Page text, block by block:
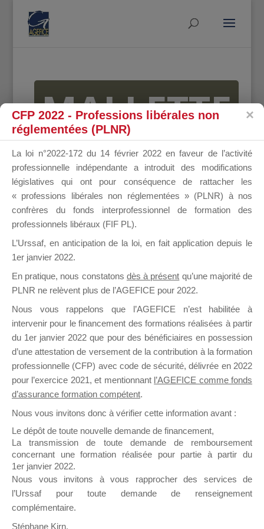
MALLETTE
DU
DIRIGEANT
il y a un mois
Ce groupe est destiné aux Organismes de
Formation qui souhaitent répondre à l’Appel à
Propositions Mallette du Dirigeant.
Ce groupe propose un forum dédié au support
sur lequel il est possible de laisser un message
ou poser une question.
NB : Il est nécessaire d’être
pouvoir rejoindre ce groupe
CFP 2022 - Professions libérales non
réglementées (PLNR)
La loi n°2022-172 du 14 février 2022 en faveur de l’activité
professionnelle indépendante a introduit des modifications
législatives qui ont pour conséquence de rattacher les
« professions libérales non réglementées » (PLNR) à nos
confrères du fonds interprofessionnel de formation des
professionnels libéraux (FIF PL).
L’Urssaf, en anticipation de la loi, en fait application depuis le
1er janvier 2022.
En pratique, nous constatons dès à présent qu’une majorité de
PLNR ne relèvent plus de l’AGEFICE pour 2022.
Nous vous rappelons que l’AGEFICE n’est habilitée à
intervenir pour le financement des formations réalisées à partir
du 1er janvier 2022 que pour des bénéficiaires en possession
d’une attestation de versement de la contribution à la formation
professionnelle (CFP) avec code de sécurité, délivrée en 2022
pour l’exercice 2021, et mentionnant l’AGEFICE comme fonds
d’assurance formation compétent.
Nous vous invitons donc à vérifier cette information avant :
Le dépôt de toute nouvelle demande de financement,
La transmission de toute demande de remboursement
concernant une formation réalisée pour partie à partir du
1er janvier 2022.
Nous vous invitons à vous rapprocher des services de
l’Urssaf pour toute demande de renseignement
complémentaire.
Stéphane Kirn,